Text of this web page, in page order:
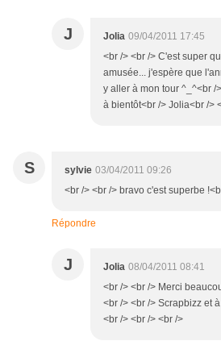
J Jolia 09/04/2011 17:45
<br /> <br /> C'est super
amusée... j'espère que
y aller à mon tour ^_^<br /
à bientôt<br /> Jolia<br />
S sylvie 03/04/2011 09:26
<br /> <br /> bravo c'est superbe
Répondre
J Jolia 08/04/2011 08:41
<br /> <br /> Merci
<br /> <br /> Scrapbizz et
<br /> <br /> <br />